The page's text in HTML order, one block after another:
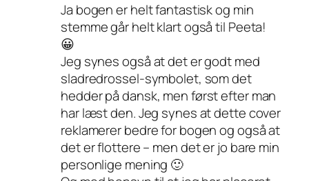
Ja bogen er helt fantastisk og min
stemme går helt klart også til Peeta!
😀
Jeg synes også at det er godt med
sladredrossel-symbolet, som det
hedder på dansk, men først efter man
har læst den. Jeg synes at dette cover
reklamerer bedre for bogen og også at
det er flottere – men det er jo bare min
personlige mening 🙂